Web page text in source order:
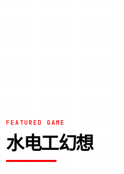
FEATURED GAME
水电工幻想